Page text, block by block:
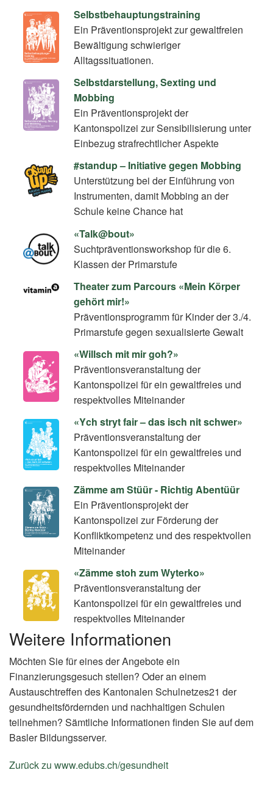
Selbstbehauptungstraining
Ein Präventionsprojekt zur gewaltfreien
Bewältigung schwieriger
Alltagssituationen.
Selbstdarstellung, Sexting und
Mobbing
Ein Präventionsprojekt der
Kantonspolizei zur Sensibilisierung unter
Einbezug strafrechtlicher Aspekte
#standup – Initiative gegen Mobbing
Unterstützung bei der Einführung von
Instrumenten, damit Mobbing an der
Schule keine Chance hat
«Talk@bout»
Suchtpräventionsworkshop für die 6.
Klassen der Primarstufe
Theater zum Parcours «Mein Körper
gehört mir!»
Präventionsprogramm für Kinder der 3./4.
Primarstufe gegen sexualisierte Gewalt
«Willsch mit mir goh?»
Präventionsveranstaltung der
Kantonspolizei für ein gewaltfreies und
respektvolles Miteinander
«Ych stryt fair – das isch nit schwer»
Präventionsveranstaltung der
Kantonspolizei für ein gewaltfreies und
respektvolles Miteinander
Zämme am Stüür - Richtig Abentüür
Ein Präventionsprojekt der
Kantonspolizei zur Förderung der
Konfliktkompetenz und des respektvollen
Miteinander
«Zämme stoh zum Wyterko»
Präventionsveranstaltung der
Kantonspolizei für ein gewaltfreies und
respektvolles Miteinander
Weitere Informationen
Möchten Sie für eines der Angebote ein
Finanzierungsgesuch stellen? Oder an einem
Austauschtreffen des Kantonalen Schulnetzes21 der
gesundheitsfördernden und nachhaltigen Schulen
teilnehmen? Sämtliche Informationen finden Sie auf dem
Basler Bildungsserver.
Zurück zu www.edubs.ch/gesundheit